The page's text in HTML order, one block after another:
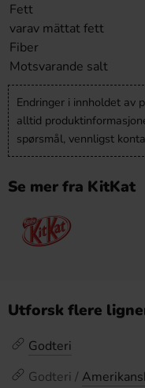
Fett
varav mättat fett
Fiber
Motsvarande salt
Endringer i innholdet av
alltid
spørsmål, vennligst
Se mer fra KitKat
Utforsk flere
Godteri
Godteri /